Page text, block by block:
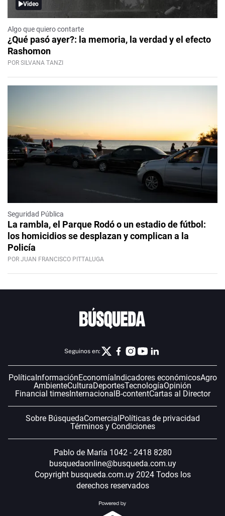
Video
Algo que quiero contarte
¿Qué pasó ayer?: la memoria, la verdad y el efecto
Rashomon
POR SILVANA TANZI
Seguridad Pública
La rambla, el Parque Rodó o un estadio de fútbol:
los homicidios se desplazan y complican a la
Policía
POR JUAN FRANCISCO PITTALUGA
Seguinos en:
PolíticaInformaciónEconomíaIndicadores económicosAgro
AmbienteCulturaDeportesTecnologíaOpinión
Financial timesInternacionalB-contentCartas al Director
Sobre BúsquedaComercialPolíticas de privacidad
Términos y Condiciones
Pablo de María 1042 - 2418 8280
busquedaonline@busqueda.com.uy
Copyright busqueda.com.uy 2024 Todos los
derechos reservados